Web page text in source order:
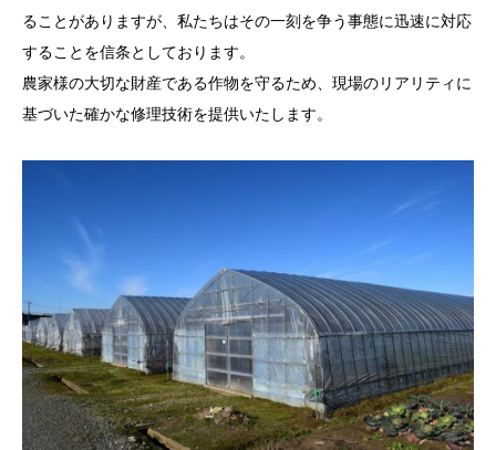
ることがありますが、私たちはその一刻を争う事態に迅速に対応
することを信条としております。
農家様の大切な財産である作物を守るため、現場のリアリティに
基づいた確かな修理技術を提供いたします。